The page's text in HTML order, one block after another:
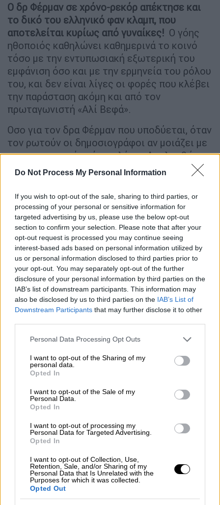
Do Not Process My Personal Information
If you wish to opt-out of the sale, sharing to third parties, or
processing of your personal or sensitive information for
targeted advertising by us, please use the below opt-out
section to confirm your selection. Please note that after your
opt-out request is processed you may continue seeing
interest-based ads based on personal information utilized by
us or personal information disclosed to third parties prior to
your opt-out. You may separately opt-out of the further
disclosure of your personal information by third parties on the
IAB’s list of downstream participants. This information may
also be disclosed by us to third parties on the IAB’s List of
Downstream Participants that may further disclose it to other
Please note that this website/app uses one or more Google
not limited to your visit or usage behaviour. You may click to
grant or deny consent to Google and its third-party tags to
use your data for below specified purposes in below Google
consent section.
Personal Data Processing Opt Outs
I want to opt-out of the Sharing of my
personal data.
Opted In
I want to opt-out of the Sale of my
Personal Data.
Opted In
I want to opt-out of processing my
Personal Data for Targeted Advertising.
Opted In
I want to opt-out of Collection, Use,
Retention, Sale, and/or Sharing of my
Personal Data that Is Unrelated with the
Purposes for which it was collected.
Opted Out
Ο δρ Φέρμαν σε χρόνο-ρεκόρ απέκτησε και
το δικό του ελληνικό φαν κλαμπ, που
αποτελείται κυρίως από γυναίκες! Ο γόης
ηθοποιός καθηλώνει καθημερινά το κοινό
τόσο με την εντυπωσιακή εξωτερική του
εμφάνιση όσο και με την ερμηνεία του ρόλου
του, και δεν είναι λίγες οι φορές που κλέβει
την παράσταση ακόμη και από τον
πρωταγωνιστή «Αλί Βεφά».
Οσο για τον δρα Φέρμαν που υποδύεται, όταν
τον ρωτούν οι δημοσιογράφοι αν μοιάζει με
τον συγκεκριμένο ήρωα λέει: «Ακολουθώ
τον δικό μου δρόμο... Οταν τελειώνω νωρίς
το γύρισμα δεν βγαίνω με φίλους. Γυρίζω
στο σπίτι και προετοιμάζομαι για την
επόμενη μέρα. Ξυπνάω στις 05.30 το πρωί,
διαλογίζομαι, βάζω δυνατά τη μουσική».
Μπορεί αυτή να φαίνεται δύσκολη συνήθεια
για τις περιόδους που είναι σε σχέση, αλλά
εκείνος έχει διαφορετική γνώμη:
«Προσπαθώ να είμαι με γυναίκες που τους
αρέσει». Πάντως, αυτήν την εποχή δηλώνει
ελεύθερος: «Δεν έχω σχέση. Αν είχα, οι
δημοσιογράφοι θα την είχαν ξετρυπώσει».
onur_tuna-1.jpg
Ο Τούρκος ηθοποιός γεννήθηκε στις 2
Ιουλίου 1985 στα Δαρδανέλια και έχει ύψος
Ο πατέρας του ήταν καθηγητής
Μαθηματικών, ενώ η μητέρα του, που